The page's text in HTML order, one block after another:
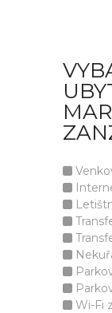
Wi-Fi